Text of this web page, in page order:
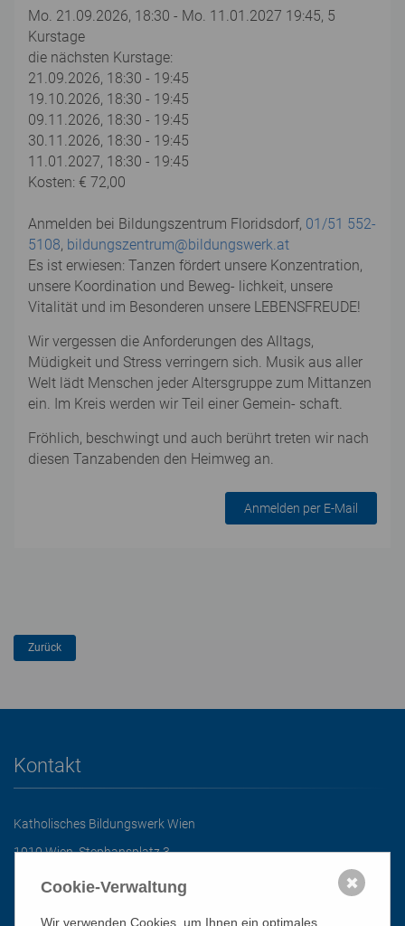
Mo. 21.09.2026, 18:30 - Mo. 11.01.2027 19:45, 5
Kurstage
die nächsten Kurstage:
21.09.2026, 18:30 - 19:45
19.10.2026, 18:30 - 19:45
09.11.2026, 18:30 - 19:45
30.11.2026, 18:30 - 19:45
11.01.2027, 18:30 - 19:45
Kosten: € 72,00
Anmelden bei Bildungszentrum Floridsdorf, 01/51 552-
5108, bildungszentrum@bildungswerk.at
Es ist erwiesen: Tanzen fördert unsere Konzentration,
unsere Koordination und Beweg- lichkeit, unsere
Vitalität und im Besonderen unsere LEBENSFREUDE!
Wir vergessen die Anforderungen des Alltags,
Müdigkeit und Stress verringern sich. Musik aus aller
Welt lädt Menschen jeder Altersgruppe zum Mittanzen
ein. Im Kreis werden wir Teil einer Gemein- schaft.
Fröhlich, beschwingt und auch berührt treten wir nach
diesen Tanzabenden den Heimweg an.
Anmelden per E-Mail
Kontakt
Katholisches Bildungswerk Wien
1010 Wien, Stephansplatz 3
01/51 552-3320
Cookie-Verwaltung
Wir verwenden Cookies, um Ihnen ein optimales
✖